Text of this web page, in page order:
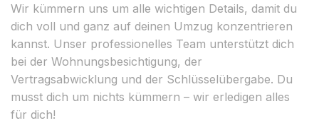
Wir kümmern uns um alle wichtigen Details, damit du
dich voll und ganz auf deinen Umzug konzentrieren
kannst. Unser professionelles Team unterstützt dich
bei der Wohnungsbesichtigung, der
Vertragsabwicklung und der Schlüsselübergabe. Du
musst dich um nichts kümmern – wir erledigen alles
für dich!